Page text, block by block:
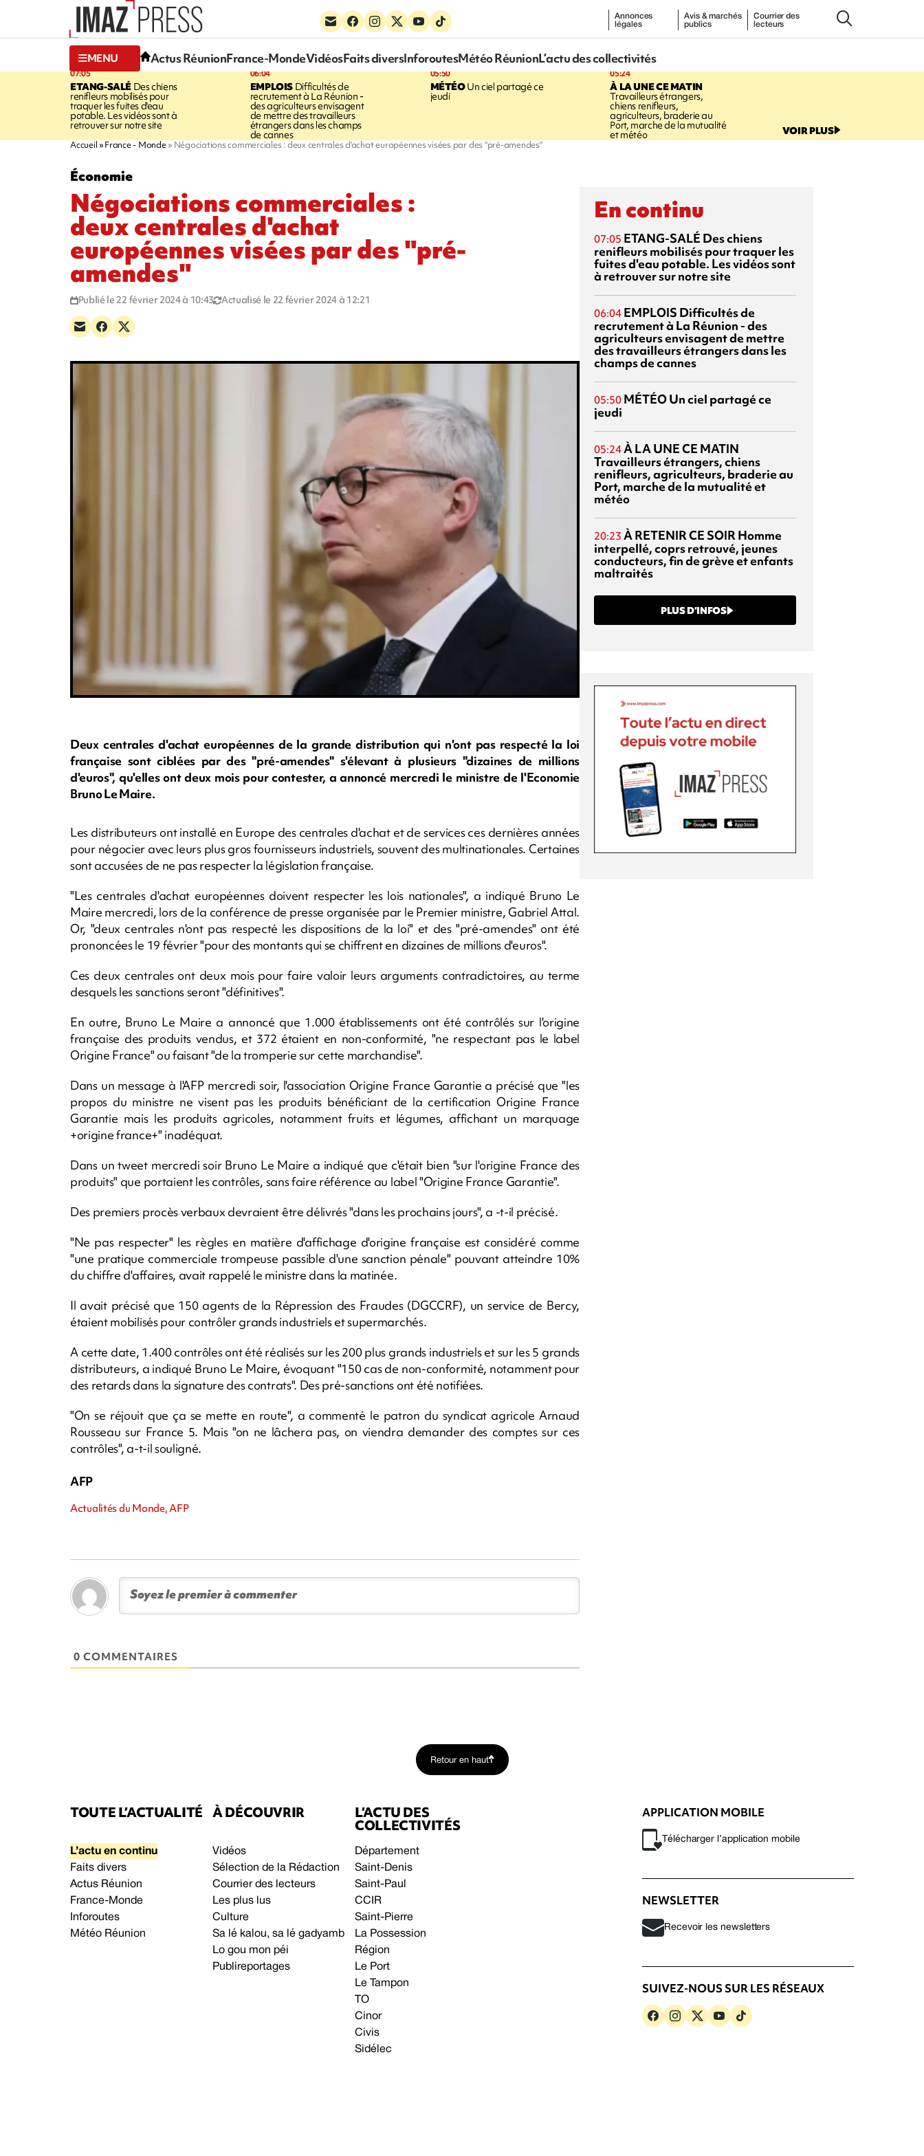
Annonces
légales
Avis & marchés
publics
Courrier des
lecteurs
MENU Actus RéunionFrance-MondeVidéosFaits diversInforoutesMétéo RéunionL’actu des collectivités
07:05
ETANG-SALÉ Des chiens
renifleurs mobilisés pour
traquer les fuites d'eau
potable. Les vidéos sont à
retrouver sur notre site
06:04
EMPLOIS Difficultés de
recrutement à La Réunion -
des agriculteurs envisagent
de mettre des travailleurs
étrangers dans les champs
de cannes
05:50
MÉTÉOUn ciel partagé ce
jeudi
05:24
À LA UNE CE MATIN
Travailleurs étrangers,
chiens renifleurs,
agriculteurs, braderie au
Port, marche de la mutualité
et météo VOIR PLUS
Accueil France - Monde Négociations commerciales : deux centrales d'achat européennes visées par des "pré-amendes"
Économie
Négociations commerciales :
deux centrales d'achat
européennes visées par des "pré-
amendes"
Publié le 22 février 2024 à 10:43 Actualisé le 22 février 2024 à 12:21
Deux centrales d'achat européennes de la grande distribution qui n'ont pas respecté la loi
française sont ciblées par des "pré-amendes" s'élevant à plusieurs "dizaines de millions
d'euros", qu'elles ont deux mois pour contester, a annoncé mercredi le ministre de l'Economie
Bruno Le Maire.
Les distributeurs ont installé en Europe des centrales d'achat et de services ces dernières années
pour négocier avec leurs plus gros fournisseurs industriels, souvent des multinationales. Certaines
sont accusées de ne pas respecter la législation française.
"Les centrales d'achat européennes doivent respecter les lois nationales", a indiqué Bruno Le
Maire mercredi, lors de la conférence de presse organisée par le Premier ministre, Gabriel Attal.
Or, "deux centrales n'ont pas respecté les dispositions de la loi" et des "pré-amendes" ont été
prononcées le 19 février "pour des montants qui se chiffrent en dizaines de millions d'euros".
Ces deux centrales ont deux mois pour faire valoir leurs arguments contradictoires, au terme
desquels les sanctions seront "définitives".
En outre, Bruno Le Maire a annoncé que 1.000 établissements ont été contrôlés sur l'origine
française des produits vendus, et 372 étaient en non-conformité, "ne respectant pas le label
Origine France" ou faisant "de la tromperie sur cette marchandise".
Dans un message à l'AFP mercredi soir, l'association Origine France Garantie a précisé que "les
propos du ministre ne visent pas les produits bénéficiant de la certification Origine France
Garantie mais les produits agricoles, notamment fruits et légumes, affichant un marquage
+origine france+" inadéquat.
Dans un tweet mercredi soir Bruno Le Maire a indiqué que c'était bien "sur l'origine France des
produits" que portaient les contrôles, sans faire référence au label "Origine France Garantie".
Des premiers procès verbaux devraient être délivrés "dans les prochains jours", a -t-il précisé.
"Ne pas respecter" les règles en matière d'affichage d'origine française est considéré comme
"une pratique commerciale trompeuse passible d'une sanction pénale" pouvant atteindre 10%
du chiffre d'affaires, avait rappelé le ministre dans la matinée.
Il avait précisé que 150 agents de la Répression des Fraudes (DGCCRF), un service de Bercy,
étaient mobilisés pour contrôler grands industriels et supermarchés.
A cette date, 1.400 contrôles ont été réalisés sur les 200 plus grands industriels et sur les 5 grands
distributeurs, a indiqué Bruno Le Maire, évoquant "150 cas de non-conformité, notamment pour
des retards dans la signature des contrats". Des pré-sanctions ont été notifiées.
"On se réjouit que ça se mette en route", a commenté le patron du syndicat agricole Arnaud
Rousseau sur France 5. Mais "on ne lâchera pas, on viendra demander des comptes sur ces
contrôles", a-t-il souligné.
AFP
Actualités du Monde, AFP
0 COMMENTAIRES
En continu
07:05 ETANG-SALÉ Des chiens
renifleurs mobilisés pour traquer les
fuites d'eau potable. Les vidéos sont
à retrouver sur notre site
06:04 EMPLOIS Difficultés de
recrutement à La Réunion - des
agriculteurs envisagent de mettre
des travailleurs étrangers dans les
champs de cannes
05:50 MÉTÉOUn ciel partagé ce
jeudi
05:24À LA UNE CE MATIN
Travailleurs étrangers, chiens
renifleurs, agriculteurs, braderie au
Port, marche de la mutualité et
météo
20:23 À RETENIR CE SOIR Homme
interpellé, coprs retrouvé, jeunes
conducteurs, fin de grève et enfants
maltraités
PLUS D’INFOS
Retour en haut
TOUTE L’ACTUALITÉ
L’actu en continu
Faits divers
Actus Réunion
France-Monde
Inforoutes
Météo Réunion
À DÉCOUVRIR
Vidéos
Sélection de la Rédaction
Courrier des lecteurs
Les plus lus
Culture
Sa lé kalou, sa lé gadyamb
Lo gou mon péi
Publireportages
L’ACTU DES
COLLECTIVITÉS
Département
Saint-Denis
Saint-Paul
CCIR
Saint-Pierre
La Possession
Région
Le Port
Le Tampon
TO
Cinor
Civis
Sidélec
APPLICATION MOBILE
Télécharger l’application mobile
NEWSLETTER
Recevoir les newsletters
SUIVEZ-NOUS SUR LES RÉSEAUX